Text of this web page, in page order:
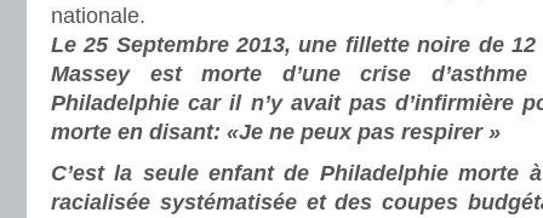
nationale.
Le 25 Septembre 2013, une fillette noire de
Massey est morte d’une crise
Philadelphie car il n’y avait pas d’infirmière
morte en disant: «Je ne peux pas respirer »
C’est la seule enfant de Philadelphie morte
racialisée systématisée et des coupes